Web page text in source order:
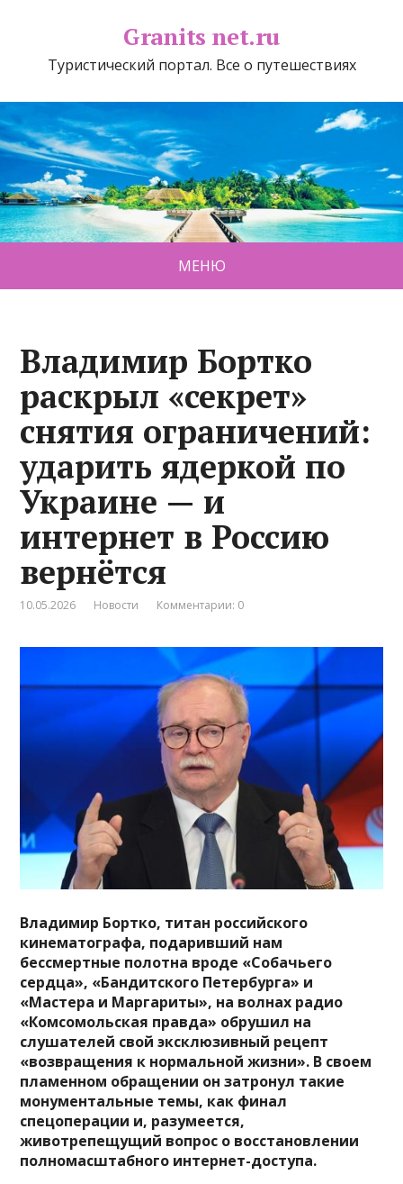
Granits net.ru
Туристический портал. Все о путешествиях
МЕНЮ
Владимир Бортко
раскрыл «секрет»
снятия ограничений:
ударить ядеркой по
Украине — и
интернет в Россию
вернётся
10.05.2026 Новости Комментарии: 0
Владимир Бортко, титан российского
кинематографа, подаривший нам
бессмертные полотна вроде «Собачьего
сердца», «Бандитского Петербурга» и
«Мастера и Маргариты», на волнах радио
«Комсомольская правда» обрушил на
слушателей свой эксклюзивный рецепт
«возвращения к нормальной жизни». В своем
пламенном обращении он затронул такие
монументальные темы, как финал
спецоперации и, разумеется,
животрепещущий вопрос о восстановлении
полномасштабного интернет-доступа.